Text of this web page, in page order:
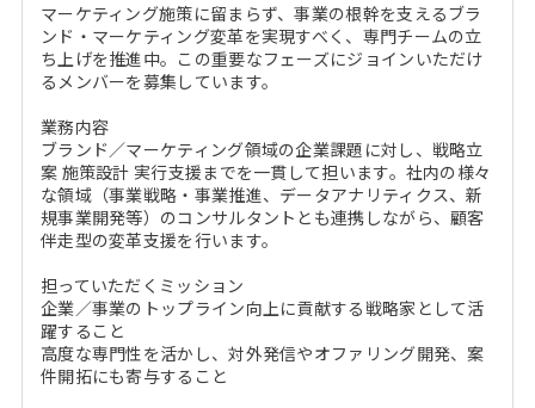
マーケティング施策に留まらず、事業の根幹を支えるブラ
ンド・マーケティング変革を実現すべく、専門チームの立
ち上げを推進中。この重要なフェーズにジョインいただけ
るメンバーを募集しています。
業務内容
ブランド／マーケティング領域の企業課題に対し、戦略立
案 施策設計 実行支援までを一貫して担います。社内の様々
な領域（事業戦略・事業推進、データアナリティクス、新
規事業開発等）のコンサルタントとも連携しながら、顧客
伴走型の変革支援を行います。
担っていただくミッション
企業／事業のトップライン向上に貢献する戦略家として活
躍すること
高度な専門性を活かし、対外発信やオファリング開発、案
件開拓にも寄与すること